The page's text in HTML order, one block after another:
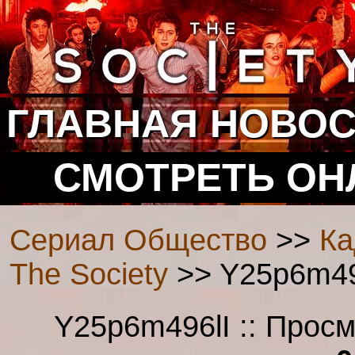
ГЛАВНАЯ
СМОТРЕТЬ
Сериал Общество >>
The Society >>
Y25p6m496lI ::